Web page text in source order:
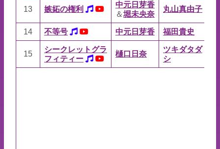
13 嫉妬の権利
中元日芽香
＆堀未央奈
丸山真由子
14 不等号 中元日芽香 福田貴史
15
シークレットグラ
フィティー
樋口日奈
ツキダタダ
シ